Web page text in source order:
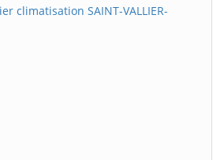
climatisation SAINT-VALLIER-